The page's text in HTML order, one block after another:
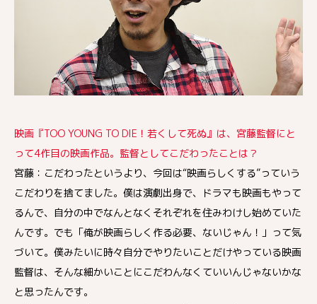
映画『TOO YOUNG TO DIE！若くして死ぬ』は、宮藤監督にと
って4作目の映画作品。監督としてこだわったことは？
宮藤：こだわったというより、今回は“映画らしくする”っていう
こだわりを捨てました。僕は演劇出身で、ドラマも映画もやって
るんで、自分の中でなんとなくそれぞれを住みわけし始めていた
んです。でも「俺が映画らしく作る必要、ないじゃん！」って気
づいて。僕みたいに時々自分でやりたいことだけやっている映画
監督は、そんな細かいことにこだわんなくていいんじゃないかな
と思ったんです。